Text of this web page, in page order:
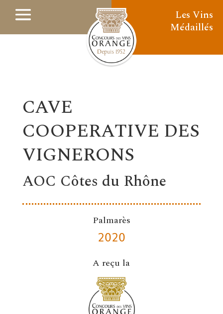
Les Vins
Médaillés
CAVE
COOPERATIVE DES
VIGNERONS
AOC Côtes du Rhône
Palmarès
2020
A reçu la